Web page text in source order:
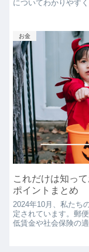
についてわかりやす
お金
これだけは知っ
ポイントまとめ
2024年10月、私たち
定されています。郵
低賃金や社会保険の